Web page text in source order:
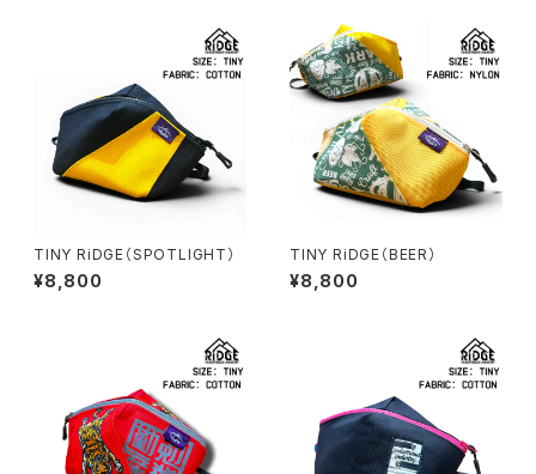
TINY RiDGE（SPOTLIGHT）
¥8,800
TINY RiDGE（BEER）
¥8,800